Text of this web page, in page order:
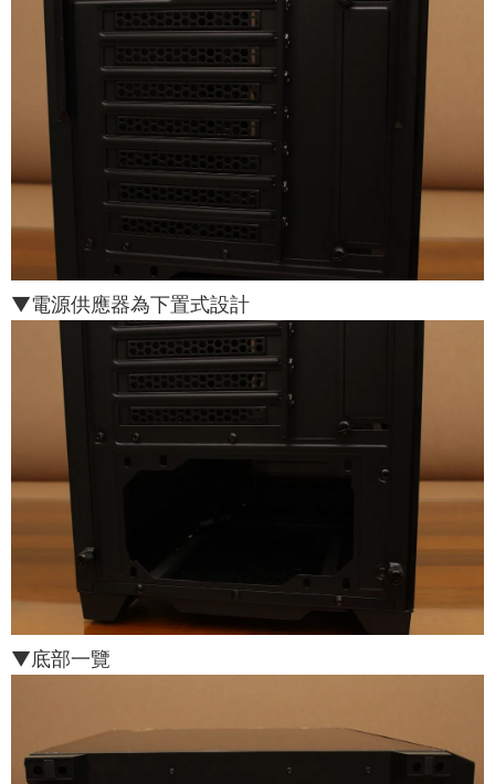
▼電源供應器為下置式設計
▼底部一覽